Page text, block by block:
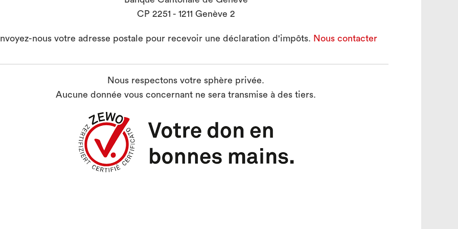
CP 2251 - 1211 Genève 2
nous votre adresse postale pour recevoir une déclaration d'impôts. Nous contacter
Nous respectons votre sphère privée.
Aucune donnée vous concernant ne sera transmise à des tiers.